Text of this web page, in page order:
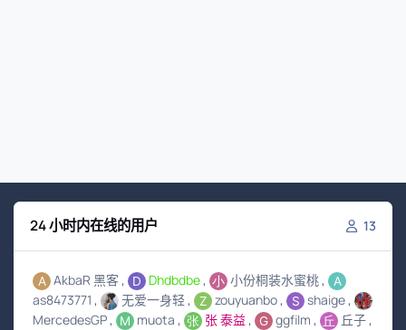
24 小时内在线的用户 13
AkbaR 黑客 Dhdbdbe
小份桐装水蜜桃
as8473771
无爱一身轻 zouyuanbo
shaige
MercedesGP
muota 张 泰益 ggfilm
丘子